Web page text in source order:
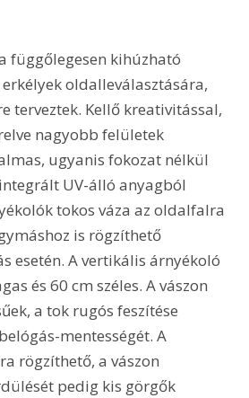
függőlegesen kihúzható
oldalleválasztására,
terveztek. Kellő kreativitással,
nagyobb felületek
ugyanis fokozat nélkül
UV-álló anyagból
tokos váza az oldalfalra
is rögzíthető
esetén. A vertikális árnyékoló
és 60 cm széles. A vászon
a tok rugós feszítése
mentességét. A
rögzíthető, a vászon
pedig kis görgők